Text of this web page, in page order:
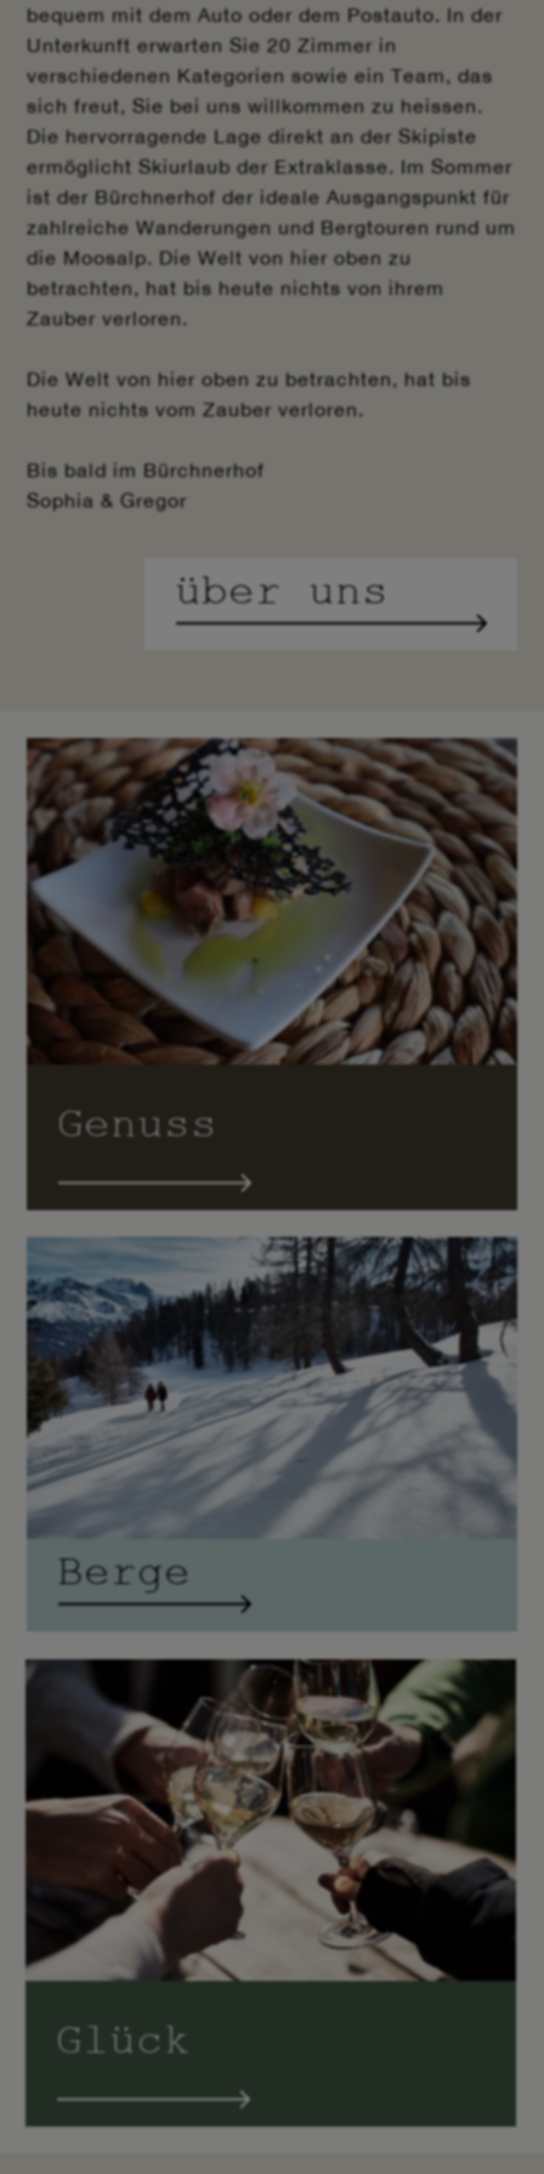
bequem mit dem Auto oder dem Postauto. In der
Unterkunft erwarten Sie 20 Zimmer in
verschiedenen Kategorien sowie ein Team, das
sich freut, Sie bei uns willkommen zu heissen.
Die hervorragende Lage direkt an der Skipiste
ermöglicht Skiurlaub der Extraklasse. Im Sommer
ist der Bürchnerhof der ideale Ausgangspunkt für
zahlreiche Wanderungen und Bergtouren rund um
die Moosalp. Die Welt von hier oben zu
betrachten, hat bis heute nichts von ihrem
Zauber verloren.
Die Welt von hier oben zu betrachten, hat bis
heute nichts vom Zauber verloren.
Bis bald im Bürchnerhof
Sophia & Gregor
über uns
Genuss
Berge
Glück